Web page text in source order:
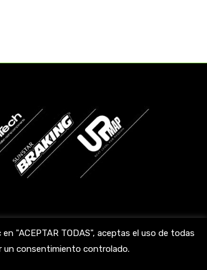
"ACEPTAR TODAS", aceptas el uso de todas
un consentimiento controlado.